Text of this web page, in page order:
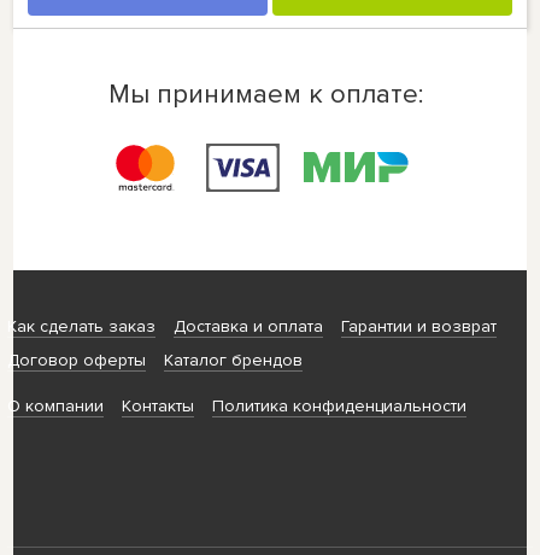
Мы принимаем к оплате:
Как сделать заказ Доставка и оплата
Гарантии и возврат
Договор оферты
Каталог брендов
О компании Контакты Политика конфиденциальности